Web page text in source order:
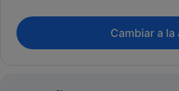
Cambiar a la